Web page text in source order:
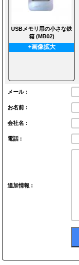
USBメモリ用の小さな鉄
箱 (MB02)
+画像拡大
メール :
お名前 :
会社名 :
電話 :
追加情報 :